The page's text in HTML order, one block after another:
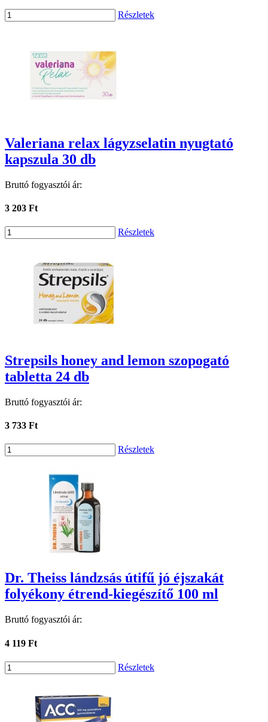
Részletek
Valeriana relax lágyzselatin nyugtató
kapszula 30 db
Bruttó fogyasztói ár:
3 203 Ft
Részletek
Strepsils honey and lemon szopogató
tabletta 24 db
Bruttó fogyasztói ár:
3 733 Ft
Részletek
Dr. Theiss lándzsás útifű jó éjszakát
folyékony étrend-kiegészítő 100 ml
Bruttó fogyasztói ár:
4 119 Ft
Részletek